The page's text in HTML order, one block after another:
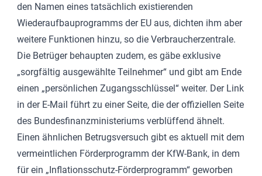
den Namen eines tatsächlich existierenden
Wiederaufbauprogramms der EU aus, dichten ihm aber
weitere Funktionen hinzu, so die Verbraucherzentrale.
Die Betrüger behaupten zudem, es gäbe exklusive
„sorgfältig ausgewählte Teilnehmer“ und gibt am Ende
einen „persönlichen Zugangsschlüssel“ weiter. Der Link
in der E-Mail führt zu einer Seite, die der offiziellen Seite
des Bundesfinanzministeriums verblüffend ähnelt.
Einen ähnlichen Betrugsversuch gibt es aktuell mit dem
vermeintlichen Förderprogramm der KfW-Bank, in dem
für ein „Inflationsschutz-Förderprogramm“ geworben